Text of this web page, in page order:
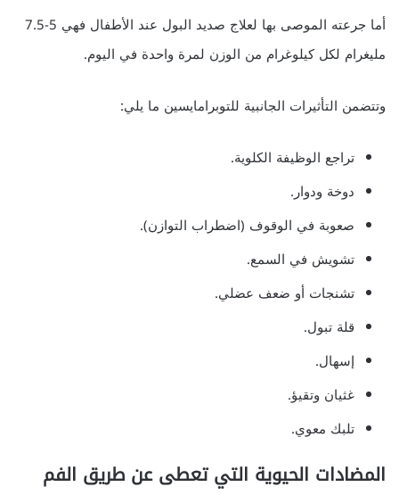
أما جرعته الموصى بها لعلاج صديد البول عند الأطفال فهي 5-7.5
مليغرام لكل كيلوغرام من الوزن لمرة واحدة في اليوم.
وتتضمن التأثيرات الجانبية للتوبرامايسين ما يلي:
تراجع الوظيفة الكلوية.
دوخة ودوار.
صعوبة في الوقوف (اضطراب التوازن).
تشويش في السمع.
تشنجات أو ضعف عضلي.
قلة تبول.
إسهال.
غثيان وتقيؤ.
تلبك معوي.
المضادات الحيوية التي تعطى عن طريق الفم